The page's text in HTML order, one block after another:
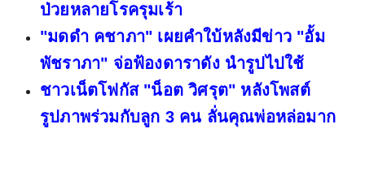
ป่วยหลายโรครุมเร้า
"มดดำ คชาภา" เผยคำใบ้หลังมีข่าว "อั้ม
พัชราภา" จ่อฟ้องดาราดัง นำรูปไปใช้
ชาวเน็ตโฟกัส "น็อต วิศรุต" หลังโพสต์
รูปภาพร่วมกับลูก 3 คน ลั่นคุณพ่อหล่อมาก